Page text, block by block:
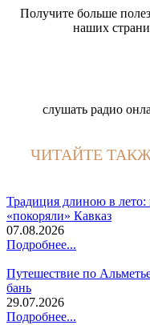
Получите больше
наших
слушать радио
ЧИТАЙТЕ
Традиция длиною в
«покоряли» Кавказ
07.08.2026
Подробнее...
Путешествие по
бань
29.07.2026
Подробнее...